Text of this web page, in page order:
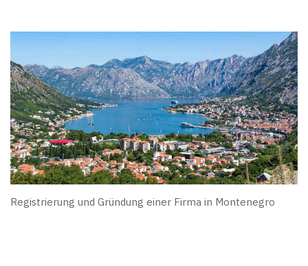
Registrierung und Gründung einer Firma in Montenegro